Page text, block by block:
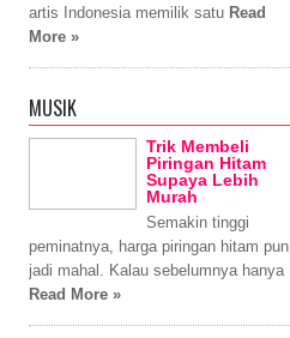
artis Indonesia memilik satu Read
More »
MUSIK
Trik Membeli
Piringan Hitam
Supaya Lebih
Murah
Semakin tinggi
peminatnya, harga piringan hitam pun
jadi mahal. Kalau sebelumnya hanya
Read More »